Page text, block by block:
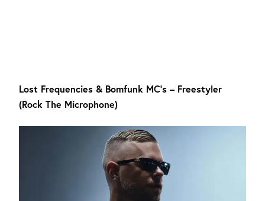
Lost Frequencies & Bomfunk MC’s – Freestyler
(Rock The Microphone)